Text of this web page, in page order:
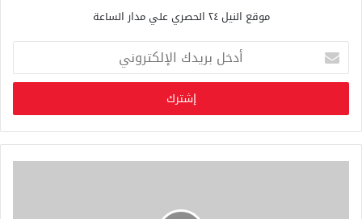
موقع النيل ٢٤ الحصري علي مدار الساعة
خ
ب
ر
ي